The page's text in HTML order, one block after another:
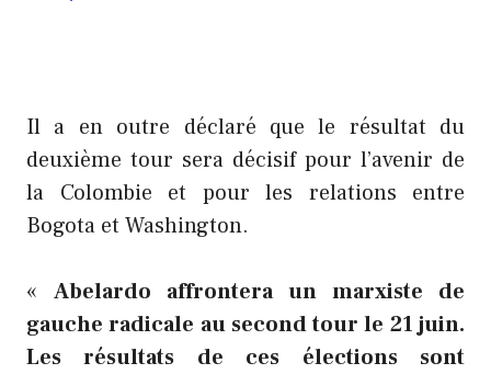
Il a en outre déclaré que le résultat du
deuxième tour sera décisif pour l’avenir de
la Colombie et pour les relations entre
Bogota et Washington.
« Abelardo affrontera un marxiste de
gauche radicale au second tour le 21 juin.
Les résultats de ces élections sont